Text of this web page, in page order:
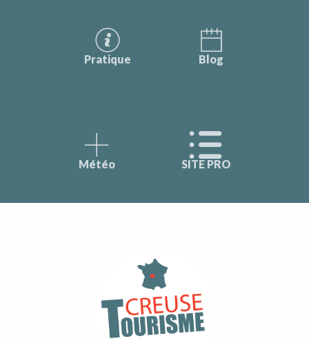
Pratique Blog
Météo SITE PRO